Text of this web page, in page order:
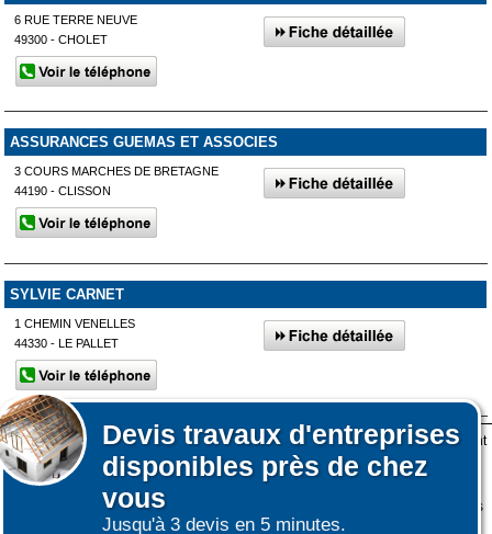
Devis travaux d'entreprises
disponibles près de chez
vous
Jusqu'à 3 devis en 5 minutes.
6 RUE TERRE NEUVE
49300 - CHOLET
ASSURANCES GUEMAS ET ASSOCIES
3 COURS MARCHES DE BRETAGNE
44190 - CLISSON
SYLVIE CARNET
1 CHEMIN VENELLES
44330 - LE PALLET
Afficher plus de prestataires dans un rayon de 50km autour de
Saint-Germain-sur-Moine
Affiner votre recherche
Lors de votre visite sur notre site des fichiers informatiques nommés cookies sont
déposés sur votre terminal. Ces cookies sont utilisés pour la navigation, le
fonctionnement du site et les mesures d'audience pour l'éditeur.
Nous ne collectons pas vos données personnelles au travers des cookies à des
fins publicitaires ni pour nous ni pour des tiers.